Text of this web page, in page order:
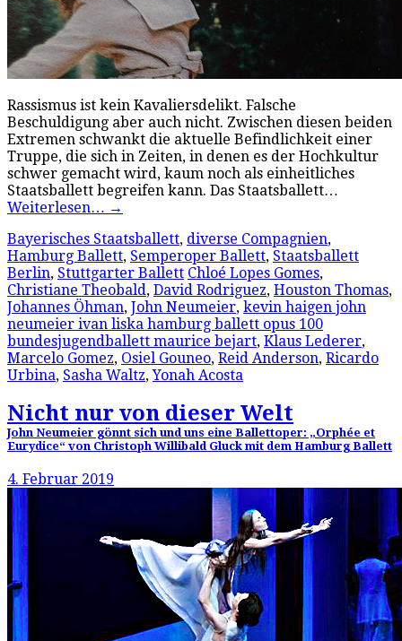
Rassismus ist kein Kavaliersdelikt. Falsche
Beschuldigung aber auch nicht. Zwischen diesen beiden
Extremen schwankt die aktuelle Befindlichkeit einer
Truppe, die sich in Zeiten, in denen es der Hochkultur
schwer gemacht wird, kaum noch als einheitliches
Staatsballett begreifen kann. Das Staatsballett…
Weiterlesen… →
Bayerisches Staatsballett, diverse Compagnien,
Hamburg Ballett, Semperoper Ballett, Staatsballett
Berlin, Stuttgarter Ballett Chloé Lopes Gomes,
Christiane Theobald, David Rodriguez, Houston Thomas,
Johannes Öhman, John Neumeier, kevin haigen john
neumeier ivan liska hamburg ballett opus 100
bundesjugendballett maurice bejart, Klaus Lederer,
Marcelo Gomez, Osiel Gouneo, Reid Anderson, Ricardo
Urbina, Sasha Waltz,Yonah Acosta
Nicht nur von dieser Welt
John Neumeier gönnt sich und uns eine Ballettoper: „Orphée et
Eurydice“ von Christoph Willibald Gluck mit dem Hamburg Ballett
4. Februar 2019